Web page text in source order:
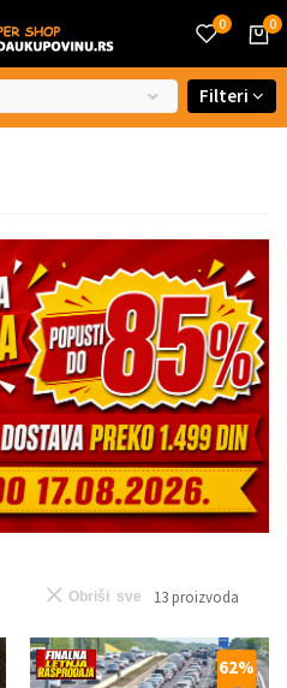
0
0
Filteri
13 proizvoda
Obriši sve
62%